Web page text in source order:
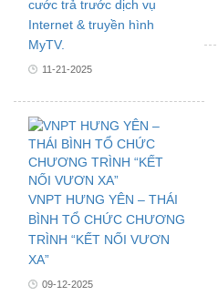
cước trả trước dịch vụ
Internet & truyền hình
MyTV.
11-21-2025
VNPT HƯNG YÊN – THÁI
BÌNH TỔ CHỨC CHƯƠNG
TRÌNH “KẾT NỐI VƯƠN
XA”
09-12-2025